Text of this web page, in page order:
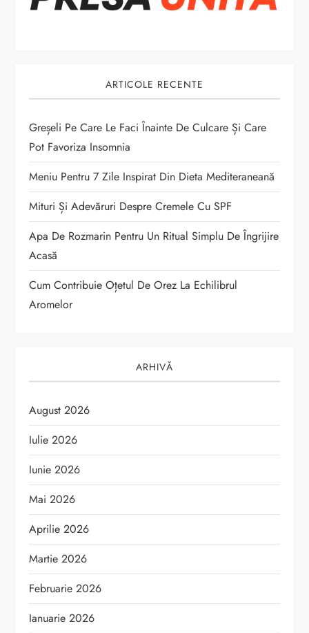
n
t
i
c
o
l
e
ARTICOLE RECENTE
Greșeli Pe Care Le Faci Înainte De Culcare Și Care
Pot Favoriza Insomnia
Meniu Pentru 7 Zile Inspirat Din Dieta Mediteraneană
Mituri Și Adevăruri Despre Cremele Cu SPF
Apa De Rozmarin Pentru Un Ritual Simplu De Îngrijire
Acasă
Cum Contribuie Oțetul De Orez La Echilibrul
Aromelor
ARHIVĂ
August 2026
Iulie 2026
Iunie 2026
Mai 2026
Aprilie 2026
Martie 2026
Februarie 2026
Ianuarie 2026